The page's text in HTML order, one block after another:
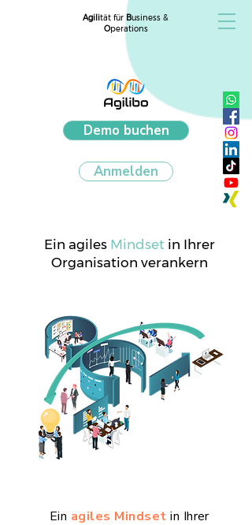
Agilität für Business &
Operations
Demo buchen
Anmelden
Ein agiles Mindset in Ihrer
Organisation verankern
Ein agiles Mindset in Ihrer